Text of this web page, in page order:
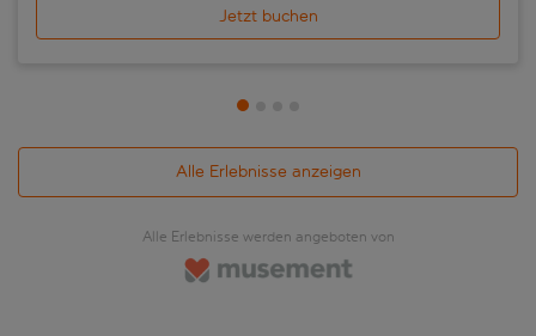
Jetzt buchen
Alle Erlebnisse anzeigen
Alle Erlebnisse werden angeboten von